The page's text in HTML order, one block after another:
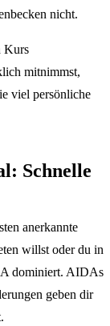
nicht.
Kurs
mitnimmst,
viel persönliche
Schnelle
anerkannte
willst oder du in
dominiert. AIDAs
geben dir